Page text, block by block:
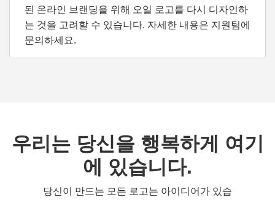
된 온라인 브랜딩을 위해 오일 로고를 다시 디자인하
는 것을 고려할 수 있습니다. 자세한 내용은 지원팀에
문의하세요.
우리는 당신을 행복하게 여기
에 있습니다.
당신이 만드는 모든 로고는 아이디어가 있습